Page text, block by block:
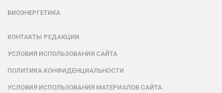
БИОЭНЕРГЕТИКА
КОНТАКТЫ РЕДАКЦИИ
УСЛОВИЯ ИСПОЛЬЗОВАНИЯ САЙТА
ПОЛИТИКА КОНФИДЕНЦИАЛЬНОСТИ
УСЛОВИЯ ИСПОЛЬЗОВАНИЯ МАТЕРИАЛОВ САЙТА